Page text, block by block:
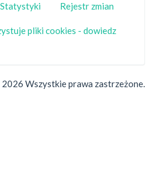
Statystyki Rejestr zmian
pliki cookies - dowiedz
Wszystkie prawa zastrzeżone.